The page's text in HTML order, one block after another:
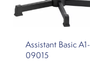
Assistant Basic A1-
09015